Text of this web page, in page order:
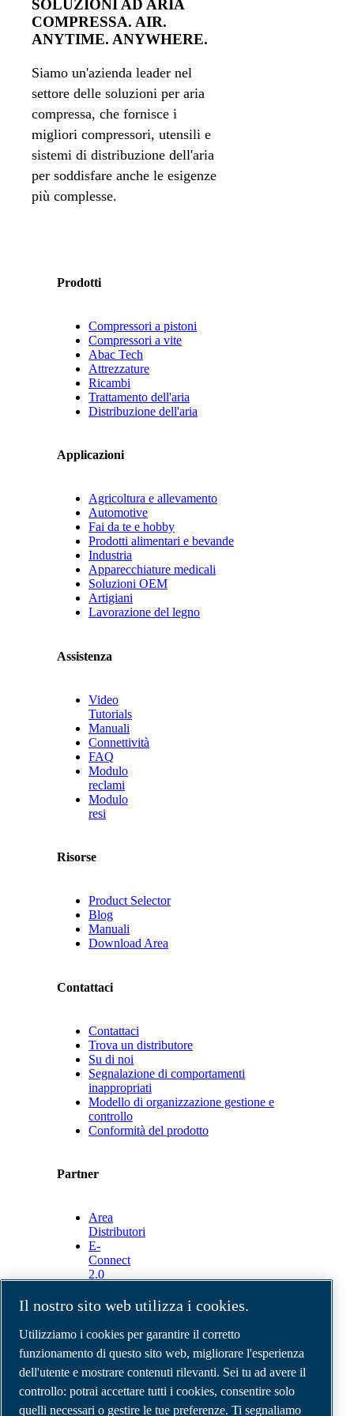
SOLUZIONI AD ARIA
COMPRESSA. AIR.
ANYTIME. ANYWHERE.
Siamo un'azienda leader nel
settore delle soluzioni per aria
compressa, che fornisce i
migliori compressori, utensili e
sistemi di distribuzione dell'aria
per soddisfare anche le esigenze
più complesse.
Prodotti
Compressori a pistoni
Compressori a vite
Abac Tech
Attrezzature
Ricambi
Trattamento dell'aria
Distribuzione dell'aria
Applicazioni
Agricoltura e allevamento
Automotive
Fai da te e hobby
Prodotti alimentari e bevande
Industria
Apparecchiature medicali
Soluzioni OEM
Artigiani
Lavorazione del legno
Assistenza
Video
Tutorials
Manuali
Connettività
FAQ
Modulo
reclami
Modulo
resi
Risorse
Product Selector
Blog
Manuali
Download Area
Contattaci
Contattaci
Trova un distributore
Su di noi
Segnalazione di comportamenti
inappropriati
Modello di organizzazione gestione e
controllo
Conformità del prodotto
Partner
Area
Distributori
E-
Connect
2.0
Portal
Media
Gallery
©2026 Compressori d'aria ABAC
Note legali e privacy
Modulo resi
Il nostro sito web utilizza i cookies.
Utilizziamo i cookies per garantire il corretto
funzionamento di questo sito web, migliorare l'esperienza
dell'utente e mostrare contenuti rilevanti. Sei tu ad avere il
controllo: potrai accettare tutti i cookies, consentire solo
quelli necessari o gestire le tue preferenze. Ti segnaliamo